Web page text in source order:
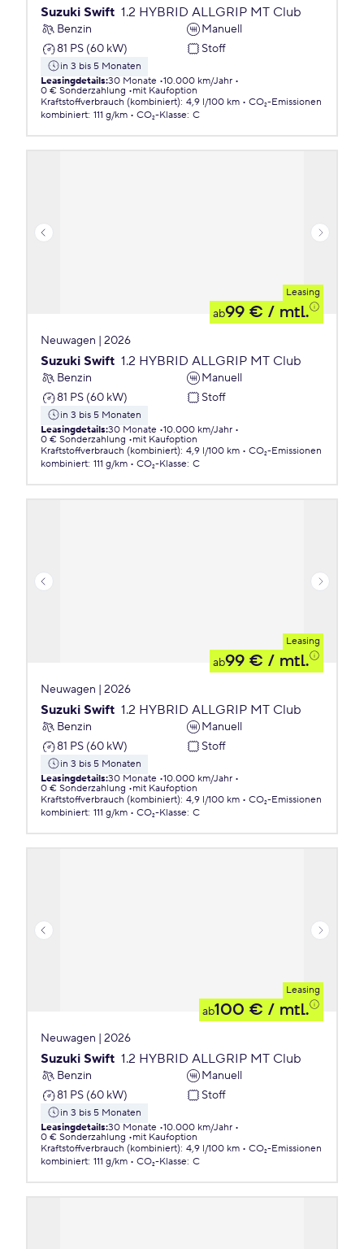
Suzuki Swift 1.2 HYBRID ALLGRIP MT Club
Benzin
Manuell
81 PS (60 kW)
Stoff
in 3 bis 5 Monaten
Leasingdetails:30 Monate 10.000 km/Jahr
0 € Sonderzahlung
mit Kaufoption
Kraftstoffverbrauch (kombiniert): 4,9 l/100 km
CO₂-Emissionen
kombiniert: 111 g/km CO₂-Klasse: C
Leasing
ab99 € / mtl.
Neuwagen | 2026
Suzuki Swift 1.2 HYBRID ALLGRIP MT Club
Benzin
Manuell
81 PS (60 kW)
Stoff
in 3 bis 5 Monaten
Leasingdetails:30 Monate 10.000 km/Jahr
0 € Sonderzahlung
mit Kaufoption
Kraftstoffverbrauch (kombiniert): 4,9 l/100 km
CO₂-Emissionen
kombiniert: 111 g/km CO₂-Klasse: C
Leasing
ab99 € / mtl.
Neuwagen | 2026
Suzuki Swift 1.2 HYBRID ALLGRIP MT Club
Benzin
Manuell
81 PS (60 kW)
Stoff
in 3 bis 5 Monaten
Leasingdetails:30 Monate 10.000 km/Jahr
0 € Sonderzahlung
mit Kaufoption
Kraftstoffverbrauch (kombiniert): 4,9 l/100 km
CO₂-Emissionen
kombiniert: 111 g/km CO₂-Klasse: C
Leasing
ab100 € / mtl.
Neuwagen | 2026
Suzuki Swift 1.2 HYBRID ALLGRIP MT Club
Benzin
Manuell
81 PS (60 kW)
Stoff
in 3 bis 5 Monaten
Leasingdetails:30 Monate 10.000 km/Jahr
0 € Sonderzahlung
mit Kaufoption
Kraftstoffverbrauch (kombiniert): 4,9 l/100 km
CO₂-Emissionen
kombiniert: 111 g/km CO₂-Klasse: C